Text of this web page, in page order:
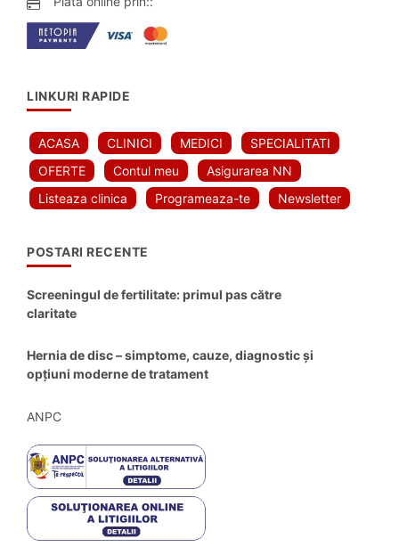
LINKURI RAPIDE
ACASA CLINICI MEDICI
SPECIALITATI
OFERTE
Contul meu
Asigurarea NN
Listeaza clinica
Programeaza-te Newsletter
POSTARI RECENTE
Screeningul de fertilitate: primul pas către
claritate
Hernia de disc – simptome, cauze, diagnostic și
opțiuni moderne de tratament
ANPC